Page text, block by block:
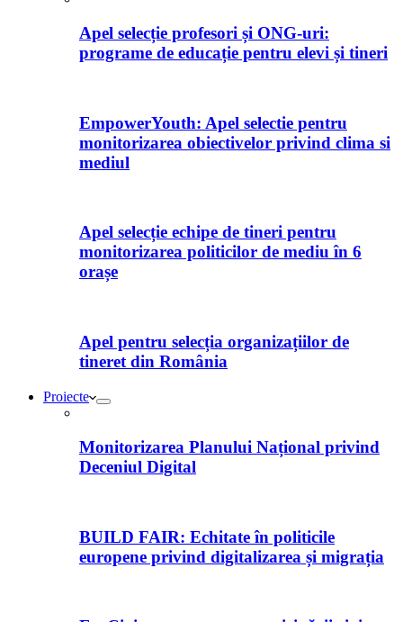
Apel selecție profesori și ONG-uri:
programe de educație pentru elevi și tineri
EmpowerYouth: Apel selectie pentru
monitorizarea obiectivelor privind clima si
mediul
Apel selecție echipe de tineri pentru
monitorizarea politicilor de mediu în 6
orașe
Apel pentru selecția organizațiilor de
tineret din România
Proiecte
Monitorizarea Planului Național privind
Deceniul Digital
BUILD FAIR: Echitate în politicile
europene privind digitalizarea și migrația